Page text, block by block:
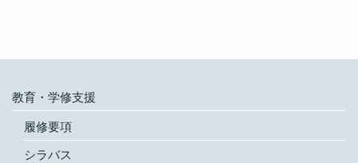
教育・学修支援
履修要項
シラバス